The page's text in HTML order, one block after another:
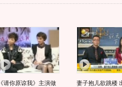
《请你原谅我》主演做
妻子抱儿欲跳楼